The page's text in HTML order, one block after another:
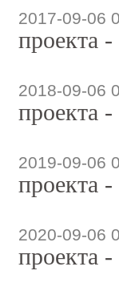
2017-09-06
проекта
2018-09-06
проекта
2019-09-06
проекта
2020-09-06
проекта